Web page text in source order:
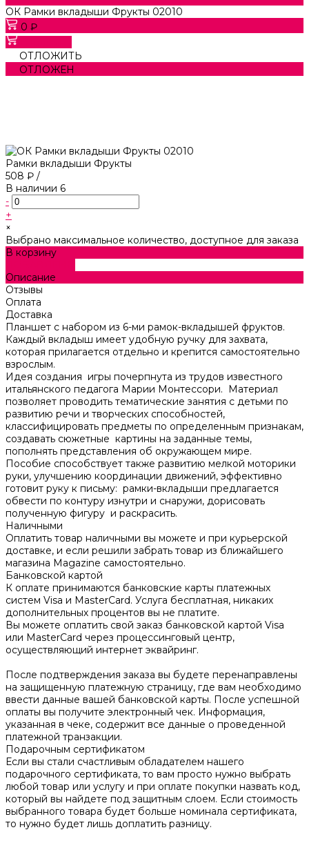
ОК Рамки вкладыши Фрукты 02010
0 ₽
ОТЛОЖИТЬ
ОТЛОЖЕН
Рамки вкладыши Фрукты
508 ₽ /
В наличии 6
-
+
×
Выбрано максимальное количество, доступное для заказа
В корзину
Описание
Отзывы
Оплата
Доставка
Планшет с набором из 6-ми рамок-вкладышей фруктов.
Каждый вкладыш имеет удобную ручку для захвата,
которая прилагается отдельно и крепится самостоятельно
взрослым.
Идея создания игры почерпнута из трудов известного
итальянского педагога Марии Монтессори. Материал
позволяет проводить тематические занятия с детьми по
развитию речи и творческих способностей,
классифицировать предметы по определенным признакам,
создавать сюжетные картины на заданные темы,
пополнять представления об окружающем мире.
Пособие способствует также развитию мелкой моторики
руки, улучшению координации движений, эффективно
готовит руку к письму: рамки-вкладыши предлагается
обвести по контуру изнутри и снаружи, дорисовать
полученную фигуру и раскрасить.
Наличными
Оплатить товар наличными вы можете и при курьерской
доставке, и если решили забрать товар из ближайшего
магазина Magazine самоcтоятельно.
Банковской картой
К оплате принимаются банковские карты платежных
систем Visa и MasterCard. Услуга бесплатная, никаких
дополнительных процентов вы не платите.
Вы можете оплатить свой заказ банковской картой Visa
или MasterCard через процессинговый центр,
осуществляющий интернет эквайринг.
После подтверждения заказа вы будете перенаправлены
на защищенную платежную страницу, где вам необходимо
ввести данные вашей банковской карты. После успешной
оплаты вы получите электронный чек. Информация,
указанная в чеке, содержит все данные о проведенной
платежной транзакции.
Подарочным сертификатом
Если вы стали счастливым обладателем нашего
подарочного сертификата, то вам просто нужно выбрать
любой товар или услугу и при оплате покупки назвать код,
который вы найдете под защитным слоем. Если стоимость
выбранного товара будет больше номинала сертификата,
то нужно будет лишь доплатить разницу.